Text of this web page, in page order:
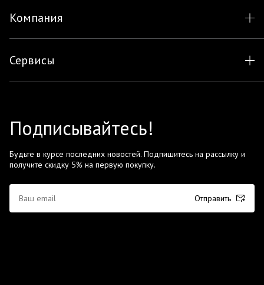
Компания
Сервисы
Подписывайтесь!
Будьте в курсе последних новостей. Подпишитесь на рассылку и
получите скидку 5% на первую покупку.
Отправить